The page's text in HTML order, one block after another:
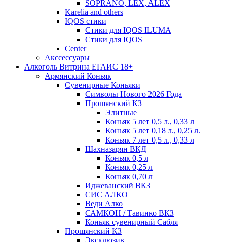
SOPRANO, LEX, ALEX
Karelia and others
IQOS стики
Стики для IQOS ILUMA
Стики для IQOS
Сenter
Акссессуары
Алкоголь Витрина ЕГАИС 18+
Армянский Коньяк
Сувенирные Коньяки
Символы Нового 2026 Года
Прошянский КЗ
Элитные
Коньяк 5 лет 0,5 л., 0,33 л
Коньяк 5 лет 0,18 л., 0,25 л.
Коньяк 7 лет 0,5 л., 0,33 л
Шахназарян ВКД
Коньяк 0,5 л
Коньяк 0,25 л
Коньяк 0,70 л
Иджеванский ВКЗ
СИС АЛКО
Веди Алко
САМКОН / Тавинко ВКЗ
Коньяк сувенирный Сабля
Прошянский КЗ
Эксклюзив